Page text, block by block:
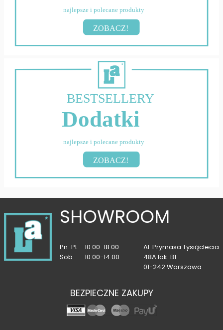
najlepsze i polecane produkty
ZOBACZ!
BESTSELLERY
Dodatki
najlepsze i polecane produkty
ZOBACZ!
SHOWROOM
Pn-Pt
10:00-18:00
Sob
10:00-14:00
Al. Prymasa Tysiąclecia
48A lok. B1
01-242 Warszawa
BEZPIECZNE ZAKUPY